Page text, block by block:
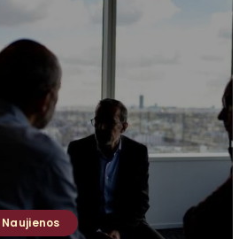
Naujienos